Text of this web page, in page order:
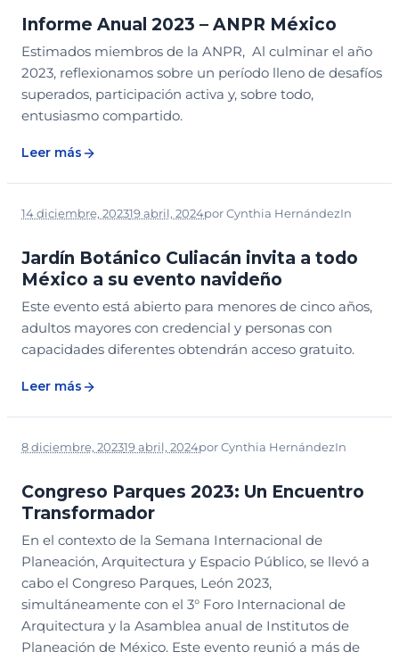
Informe Anual 2023 – ANPR México
Estimados miembros de la ANPR, Al culminar el año
2023, reflexionamos sobre un período lleno de desafíos
superados, participación activa y, sobre todo,
entusiasmo compartido.
Leer más
14 diciembre, 202319 abril, 2024porCynthia HernándezIn
Jardín Botánico Culiacán invita a todo
México a su evento navideño
Este evento está abierto para menores de cinco años,
adultos mayores con credencial y personas con
capacidades diferentes obtendrán acceso gratuito.
Leer más
8 diciembre, 202319 abril, 2024porCynthia HernándezIn
Congreso Parques 2023: Un Encuentro
Transformador
En el contexto de la Semana Internacional de
Planeación, Arquitectura y Espacio Público, se llevó a
cabo el Congreso Parques, León 2023,
simultáneamente con el 3° Foro Internacional de
Arquitectura y la Asamblea anual de Institutos de
Planeación de México. Este evento reunió a más de